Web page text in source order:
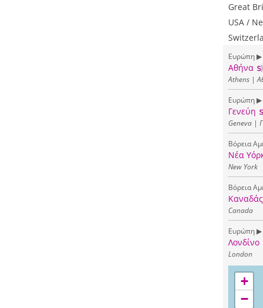
Great
USA /
Ευρώπη ▶
Αθήνα
Athens |
Ευρώπη ▶
Γενεύη
Geneva |
Βόρεια
Νέα
New York
Βόρεια
Καναδάς
Canada
Ευρώπη ▶
Λονδίνο
London
+
−